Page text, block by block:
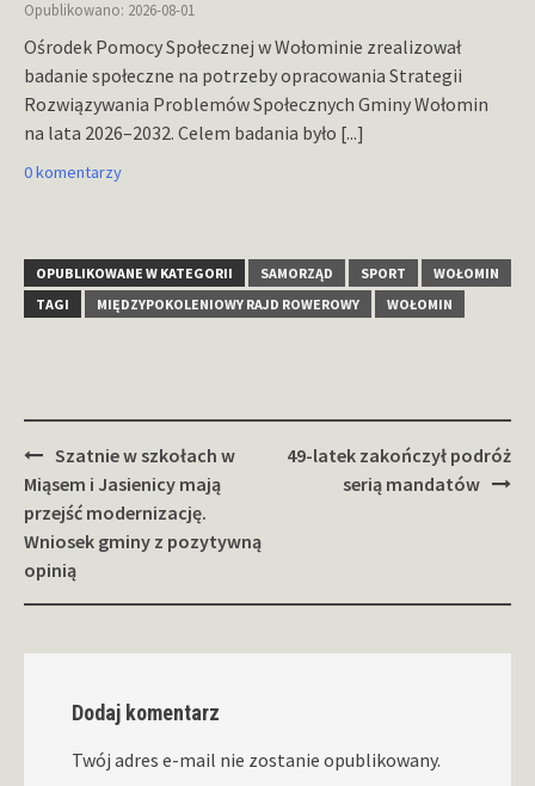
Opublikowano: 2026-08-01
Ośrodek Pomocy Społecznej w Wołominie zrealizował
badanie społeczne na potrzeby opracowania Strategii
Rozwiązywania Problemów Społecznych Gminy Wołomin
na lata 2026–2032. Celem badania było [...]
0 komentarzy
OPUBLIKOWANE W KATEGORII SAMORZĄD SPORT
WOŁOMIN
TAGI
MIĘDZYPOKOLENIOWY RAJD ROWEROWY WOŁOMIN
Zobacz
wpisy
Szatnie w szkołach w
Miąsem i Jasienicy mają
przejść modernizację.
Wniosek gminy z pozytywną
opinią
49-latek zakończył podróż
serią mandatów
Dodaj komentarz
Twój adres e-mail nie zostanie opublikowany.